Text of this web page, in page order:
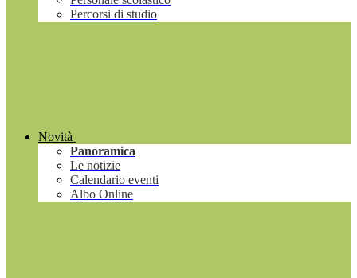
Percorsi di studio
Novità
Panoramica
Le notizie
Calendario eventi
Albo Online